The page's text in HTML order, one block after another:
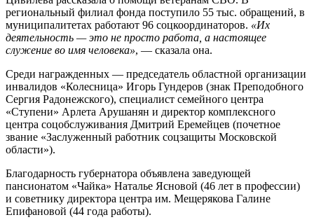
региональный филиал фонда поступило 55 тыс. обращений, в
муниципалитетах работают 96 соцкоординаторов. «Их
деятельность — это не просто работа, а настоящее
служение во имя человека», — сказала она.
Среди награжденных — председатель областной организации
инвалидов «Колесница» Игорь Гундеров (знак Преподобного
Сергия Радонежского), специалист семейного центра
«Ступени» Арлета Арушанян и директор комплексного
центра соцобслуживания Дмитрий Еремейцев (почетное
звание «Заслуженный работник соцзащиты Московской
области»).
Благодарность губернатора объявлена заведующей
пансионатом «Чайка» Наталье Ясновой (46 лет в профессии)
и советнику директора центра им. Мещерякова Галине
Епифановой (44 года работы).